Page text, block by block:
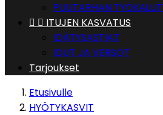
PUUTARHAN TYÖKALUT
  ITUJEN KASVATUS
IDÄTYSASTIAT
IDUT JA VERSOT
Tarjoukset
Etusivulle
HYÖTYKASVIT